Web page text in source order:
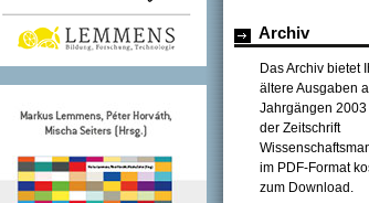
Archiv
Das Archiv bietet
ältere Ausgaben
Jahrgängen
der Zeitschrift
im PDF-Format
zum Download.